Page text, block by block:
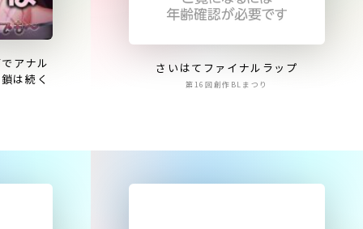
アナル
は続く
さいはてファイナルラップ
第16回創作BLまつり